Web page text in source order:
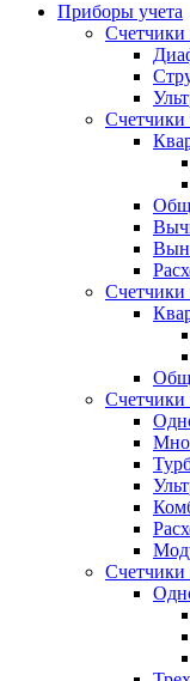
Приборы учета
Счетчики
Счетчики
Счетчики
Счетчики
Счетчики